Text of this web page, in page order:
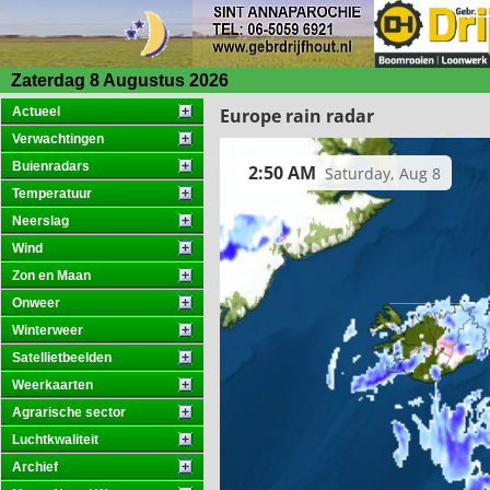
Zaterdag 8 Augustus 2026
Actueel
Verwachtingen
Buienradars
Temperatuur
Neerslag
Wind
Zon en Maan
Onweer
Winterweer
Satellietbeelden
Weerkaarten
Agrarische sector
Luchtkwaliteit
Archief